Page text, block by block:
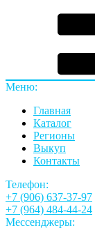
Меню:
Главная
Каталог
Регионы
Выкуп
Контакты
Телефон:
+7 (906) 637-37-97
+7 (964) 484-44-24
Мессенджеры: